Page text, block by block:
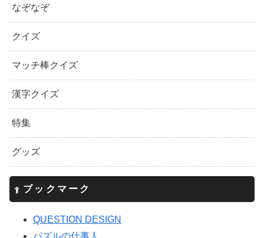
なぞなぞ
クイズ
マッチ棒クイズ
漢字クイズ
特集
グッズ
ブックマーク
QUESTION DESIGN